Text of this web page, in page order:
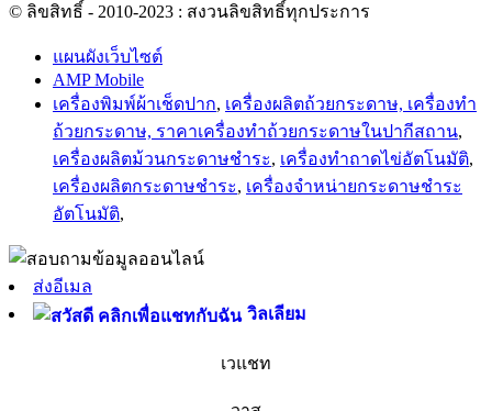
© ลิขสิทธิ์ - 2010-2023 : สงวนลิขสิทธิ์ทุกประการ
แผนผังเว็บไซต์
AMP Mobile
เครื่องพิมพ์ผ้าเช็ดปาก, เครื่องผลิตถ้วยกระดาษ, เครื่องทำ
ถ้วยกระดาษ, ราคาเครื่องทำถ้วยกระดาษในปากีสถาน,
เครื่องผลิตม้วนกระดาษชำระ, เครื่องทำถาดไข่อัตโนมัติ,
เครื่องผลิตกระดาษชำระ, เครื่องจำหน่ายกระดาษชำระ
อัตโนมัติ,
ส่งอีเมล
วิลเลียม
เวแชท